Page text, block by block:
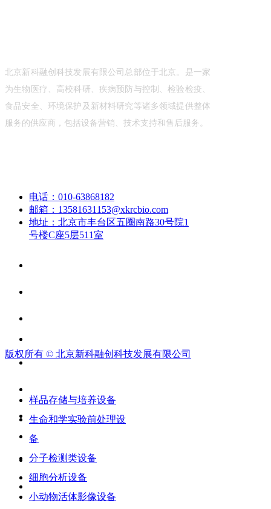
北京新科融创科技发展有限公司总部位于北京。是一家
为生物医疗、高校科研、疾病预防与控制、检验检疫、
食品安全、环境保护及新材料研究等诸多领域提供整体
服务的供应商，包括设备营销、技术支持和售后服务。
电话： 010-63868182
邮箱： 13581631153@xkrcbio.com
地址： 北京市丰台区五圈南路30号院1
号楼C座5层511室
版权所有 © 北京新科融创科技发展有限公司
样品存储与培养设备
生命和学实验前处理设
备
分子检测类设备
细胞分析设备
小动物活体影像设备